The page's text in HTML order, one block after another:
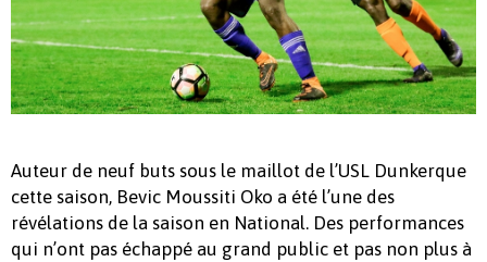
Auteur de neuf buts sous le maillot de l’USL Dunkerque
cette saison, Bevic Moussiti Oko a été l’une des
révélations de la saison en National. Des performances
qui n’ont pas échappé au grand public et pas non plus à